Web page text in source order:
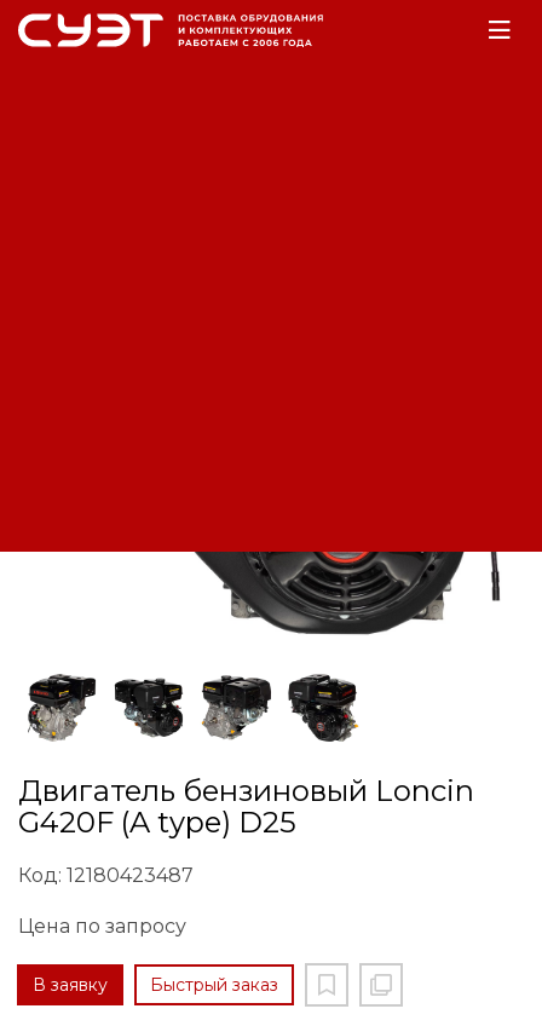
Двигатель бензиновый Loncin
G420F (A type) D25
Код: 12180423487
Цена по запросу
В заявку Быстрый заказ